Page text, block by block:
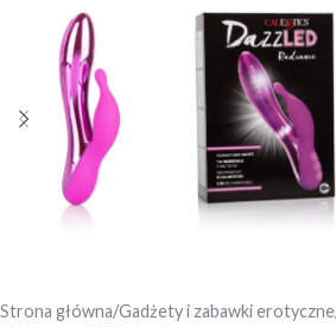
Strona główna Gadżety i zabawki erotyczne